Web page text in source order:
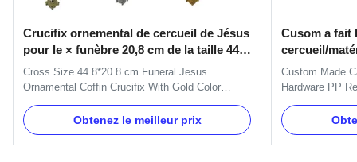
Crucifix ornemental de cercueil de Jésus
pour le × funèbre 20,8 cm de la taille 44,8
de couleur d'or
Cross Size 44.8*20.8 cm Funeral Jesus
Ornamental Coffin Crucifix With Gold Color
Product Description: The size of the cross is
38.5*18.5 cm and the size of Jesus is 16x12cm.
It is used on coffin lid for decorating. Item Name
TX-Jesus 1# , Pale Gold Material Plastic(PP)
Obtenez le meilleur prix
Cusom a fait
cercueil/
le matériel
Custom Made
Hardware PP
Specifications
Accessories
Size Standard
Number